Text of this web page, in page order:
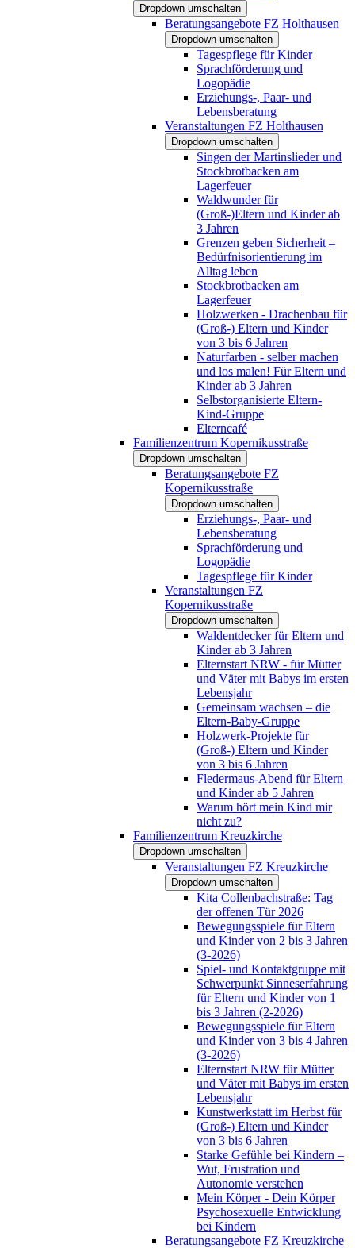
Dropdown umschalten
Beratungsangebote FZ Holthausen
Dropdown umschalten
Tagespflege für Kinder
Sprachförderung und
Logopädie
Erziehungs-, Paar- und
Lebensberatung
Veranstaltungen FZ Holthausen
Dropdown umschalten
Singen der Martinslieder und
Stockbrotbacken am
Lagerfeuer
Waldwunder für
(Groß-)Eltern und Kinder ab
3 Jahren
Grenzen geben Sicherheit –
Bedürfnisorientierung im
Alltag leben
Stockbrotbacken am
Lagerfeuer
Holzwerken - Drachenbau für
(Groß-) Eltern und Kinder
von 3 bis 6 Jahren
Naturfarben - selber machen
und los malen! Für Eltern und
Kinder ab 3 Jahren
Selbstorganisierte Eltern-
Kind-Gruppe
Elterncafé
Familienzentrum Kopernikusstraße
Dropdown umschalten
Beratungsangebote FZ
Kopernikusstraße
Dropdown umschalten
Erziehungs-, Paar- und
Lebensberatung
Sprachförderung und
Logopädie
Tagespflege für Kinder
Veranstaltungen FZ
Kopernikusstraße
Dropdown umschalten
Waldentdecker für Eltern und
Kinder ab 3 Jahren
Elternstart NRW - für Mütter
und Väter mit Babys im ersten
Lebensjahr
Gemeinsam wachsen – die
Eltern-Baby-Gruppe
Holzwerk-Projekte für
(Groß-) Eltern und Kinder
von 3 bis 6 Jahren
Fledermaus-Abend für Eltern
und Kinder ab 5 Jahren
Warum hört mein Kind mir
nicht zu?
Familienzentrum Kreuzkirche
Dropdown umschalten
Veranstaltungen FZ Kreuzkirche
Dropdown umschalten
Kita Collenbachstraße: Tag
der offenen Tür 2026
Bewegungsspiele für Eltern
und Kinder von 2 bis 3 Jahren
(3-2026)
Spiel- und Kontaktgruppe mit
Schwerpunkt Sinneserfahrung
für Eltern und Kinder von 1
bis 3 Jahren (2-2026)
Bewegungsspiele für Eltern
und Kinder von 3 bis 4 Jahren
(3-2026)
Elternstart NRW für Mütter
und Väter mit Babys im ersten
Lebensjahr
Kunstwerkstatt im Herbst für
(Groß-) Eltern und Kinder
von 3 bis 6 Jahren
Starke Gefühle bei Kindern –
Wut, Frustration und
Autonomie verstehen
Mein Körper - Dein Körper
Psychosexuelle Entwicklung
bei Kindern
Beratungsangebote FZ Kreuzkirche